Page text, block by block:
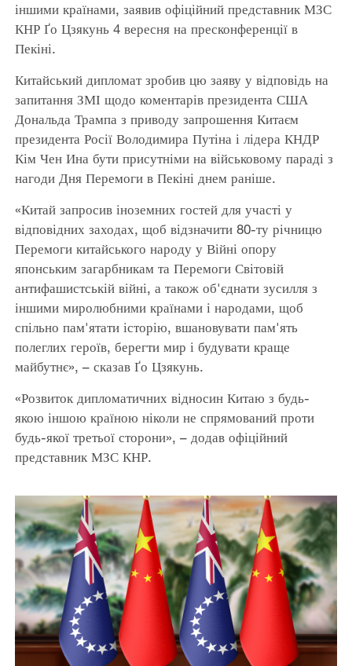
іншими країнами, заявив офіційний представник МЗС
КНР Ґо Цзякунь 4 вересня на пресконференції в
Пекіні.
Китайський дипломат зробив цю заяву у відповідь на
запитання ЗМІ щодо коментарів президента США
Дональда Трампа з приводу запрошення Китаєм
президента Росії Володимира Путіна і лідера КНДР
Кім Чен Ина бути присутніми на військовому параді з
нагоди Дня Перемоги в Пекіні днем раніше.
«Китай запросив іноземних гостей для участі у
відповідних заходах, щоб відзначити 80-ту річницю
Перемоги китайського народу у Війні опору
японським загарбникам та Перемоги Світовій
антифашистській війні, а також об'єднати зусилля з
іншими миролюбними країнами і народами, щоб
спільно пам'ятати історію, вшановувати пам'ять
полеглих героїв, берегти мир і будувати краще
майбутнє», – сказав Ґо Цзякунь.
«Розвиток дипломатичних відносин Китаю з будь-
якою іншою країною ніколи не спрямований проти
будь-якої третьої сторони», – додав офіційний
представник МЗС КНР.